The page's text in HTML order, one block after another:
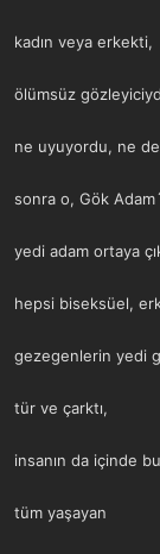
kadın veya erkekti,
ölümsüz
ne uyuyordu, ne de
sonra o, Gök
yedi adam ortaya
hepsi biseksüel,
gezegenlerin yedi
tür ve çarktı,
insanın da içinde
tüm yaşayan